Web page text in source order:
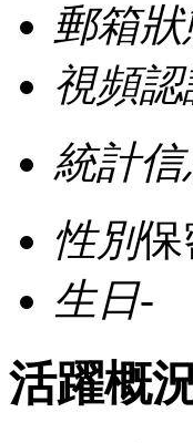
郵箱
視頻
統計
性別保
生日-
活躍概